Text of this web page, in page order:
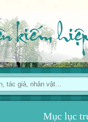
kiếm
Mục lục